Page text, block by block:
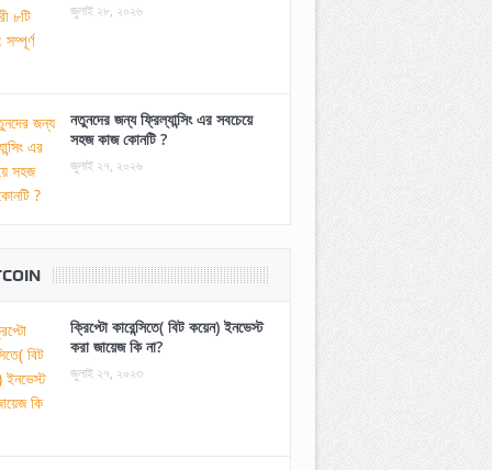
জুলাই ২৮, ২০২৬
নতুনদের জন্য ফ্রিল্যান্সিং এর সবচেয়ে
সহজ কাজ কোনটি ?
জুলাই ২৭, ২০২৬
ক্রিপ্টো কারেন্সিতে( বিট কয়েন) ইনভেস্ট
করা জায়েজ কি না?
জুলাই ২৭, ২০২৩